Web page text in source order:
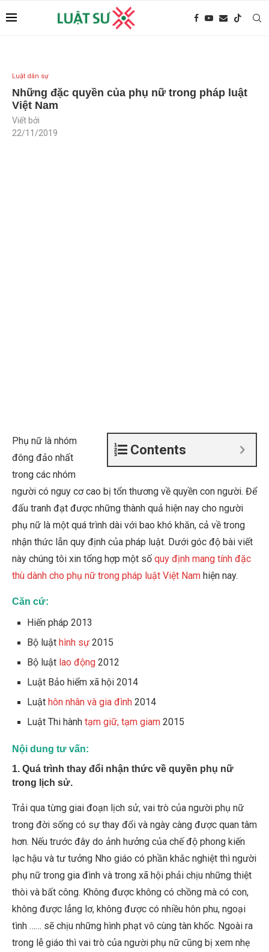
Luật dân sự
Những đặc quyền của phụ nữ trong pháp luật
Việt Nam
Viết bởi
22/11/2019
Contents
Phụ nữ là nhóm
đông đảo nhất
trong các nhóm
người có nguy cơ cao bị tổn thương về quyền con người. Để
đấu tranh đạt được những thành quả hiện nay cho người
phụ nữ là một quá trình dài với bao khó khăn, cả về trong
nhận thức lẫn quy định của pháp luật. Dưới góc độ bài viết
này chúng tôi xin tổng hợp một số quy định mang tính đặc
thù dành cho phụ nữ trong pháp luật Việt Nam hiện nay.
Căn cứ:
Hiến pháp 2013
Bộ luật hình sự 2015
Bộ luật lao động 2012
Luật Bảo hiểm xã hội 2014
Luật hôn nhân và gia đình 2014
Luật Thi hành tạm giữ, tạm giam 2015
Nội dung tư vấn:
1. Quá trình thay đổi nhận thức về quyền phụ nữ
trong lịch sử.
Trải qua từng giai đoạn lịch sử, vai trò của người phụ nữ
trong đời sống có sự thay đổi và ngày càng được quan tâm
hơn. Nếu trước đây do ảnh hưởng của chế độ phong kiến
lạc hậu và tư tưởng Nho giáo có phần khắc nghiệt thì người
phụ nữ trong gia đình và trong xã hội phải chịu những thiệt
thòi và bất công. Không được không có chồng mà có con,
không được lẳng lơ, không được có nhiều hôn phu, ngoại
tình …… sẽ chịu những hình phạt vô cùng tàn khốc. Ngoài ra
trong lễ giáo thì vai trò của người phụ nữ cũng bị xem nhẹ